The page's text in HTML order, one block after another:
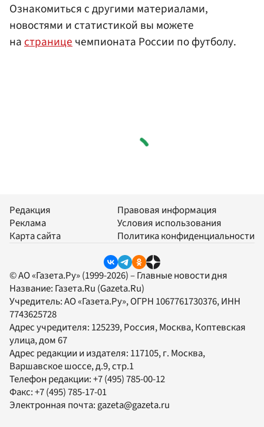
Ознакомиться с другими материалами,
новостями и статистикой вы можете
настраницечемпионата России по футболу.
Редакция
Реклама
Карта сайта
Правовая информация
Условия использования
Политика конфиденциальности
© АО «Газета.Ру» (1999-2026) – Главные новости дня
Название: Газета.Ru (Gazeta.Ru)
Учредитель:АО «Газета.Ру», ОГРН 1067761730376, ИНН
7743625728
Адрес учредителя: 125239, Россия, Москва, Коптевская
улица, дом 67
Адрес редакции и издателя: 117105, г. Москва,
Варшавское шоссе, д.9, стр.1
Телефон редакции:+7 (495) 785-00-12
Факс:+7 (495) 785-17-01
Электронная почта: gazeta@gazeta.ru